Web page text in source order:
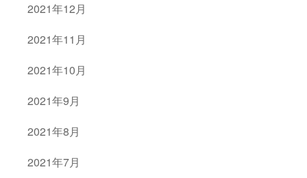
2021年12月
2021年11月
2021年10月
2021年9月
2021年8月
2021年7月